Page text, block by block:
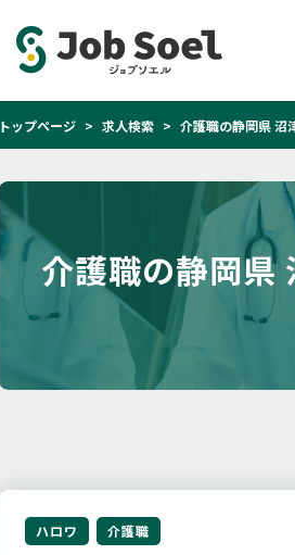
トップページ 求人検索 介護職の静岡県 沼
介護職の静岡県
ハロワ 介護職